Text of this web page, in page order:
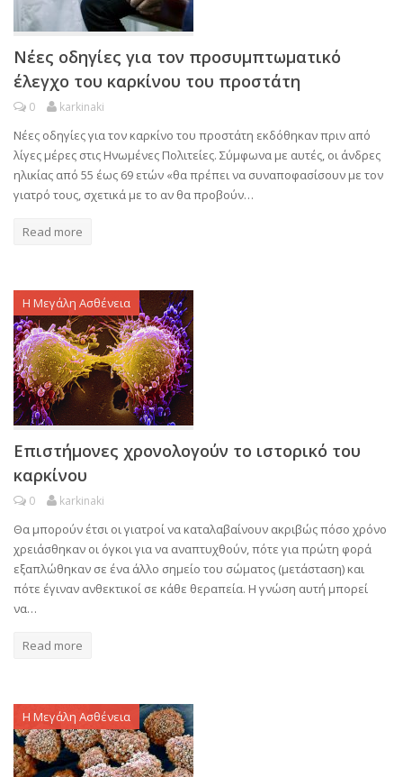
Νέες οδηγίες για τον προσυμπτωματικό
έλεγχο του καρκίνου του προστάτη
0 karkinaki
Νέες οδηγίες για τον καρκίνο του προστάτη εκδόθηκαν πριν από
λίγες μέρες στις Ηνωμένες Πολιτείες. Σύμφωνα με αυτές, οι άνδρες
ηλικίας από 55 έως 69 ετών «θα πρέπει να συναποφασίσουν με τον
γιατρό τους, σχετικά με το αν θα προβούν…
Read more
Η Μεγάλη Ασθένεια
Επιστήμονες χρονολογούν το ιστορικό του
καρκίνου
0 karkinaki
Θα μπορούν έτσι οι γιατροί να καταλαβαίνουν ακριβώς πόσο χρόνο
χρειάσθηκαν οι όγκοι για να αναπτυχθούν, πότε για πρώτη φορά
εξαπλώθηκαν σε ένα άλλο σημείο του σώματος (μετάσταση) και
πότε έγιναν ανθεκτικοί σε κάθε θεραπεία. Η γνώση αυτή μπορεί
να…
Read more
Η Μεγάλη Ασθένεια